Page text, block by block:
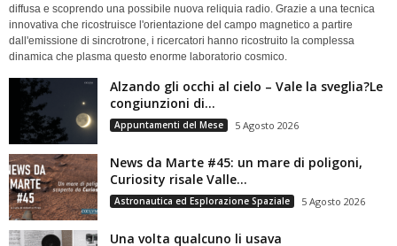
diffusa e scoprendo una possibile nuova reliquia radio. Grazie a una tecnica
innovativa che ricostruisce l'orientazione del campo magnetico a partire
dall'emissione di sincrotrone, i ricercatori hanno ricostruito la complessa
dinamica che plasma questo enorme laboratorio cosmico.
Alzando gli occhi al cielo – Vale la sveglia?Le
congiunzioni di...
Appuntamenti del Mese 5 Agosto 2026
News da Marte #45: un mare di poligoni,
Curiosity risale Valle...
Astronautica ed Esplorazione Spaziale 5 Agosto 2026
Una volta qualcuno li usava